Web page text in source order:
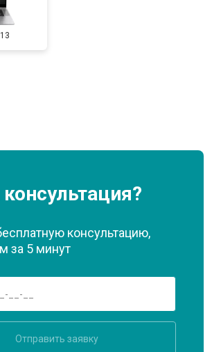
консультацию,
за 5 минут
Отправить заявку